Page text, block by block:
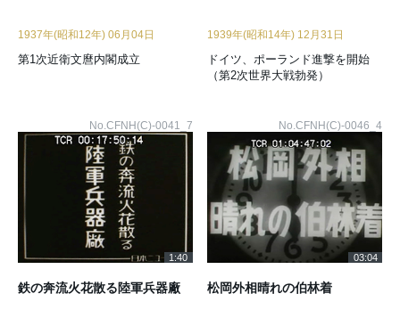
1937年(昭和12年) 06月04日
第1次近衛文麿内閣成立
1939年(昭和14年) 12月31日
ドイツ、ポーランド進撃を開始
（第2次世界大戦勃発）
No.CFNH(C)-0041_7
1:40
鉄の奔流火花散る陸軍兵器廠
No.CFNH(C)-0046_4
03:04
松岡外相晴れの伯林着